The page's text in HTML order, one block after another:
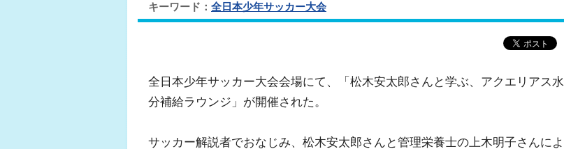
キーワード： 全日本少年サッカー大会
全日本少年サッカー大会会場にて、「松木安太郎さんと学ぶ、アクエリアス水
分補給ラウンジ」が開催された。
サッカー解説者でおなじみ、松木安太郎さんと管理栄養士の上木明子さんによ